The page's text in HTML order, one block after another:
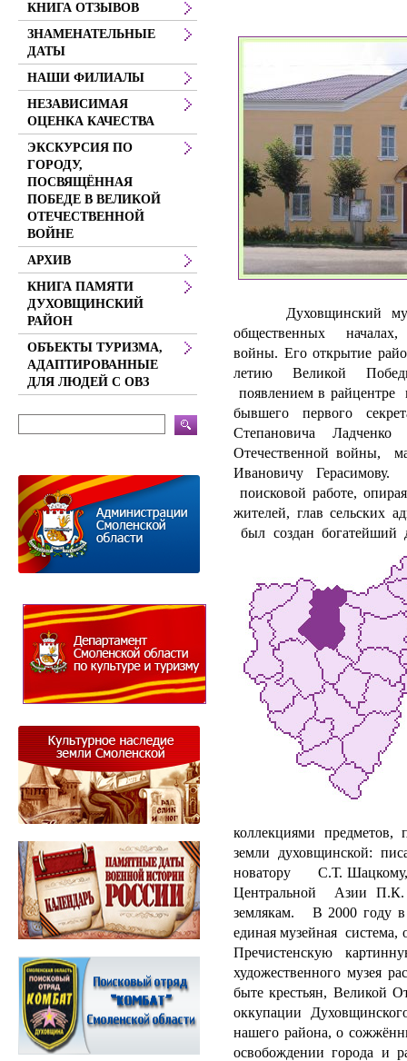
Духовщинский
общественных началах,
войны. Его открытие
летию Великой
появлением в
бывшего первого
Степановича
Отечественной войны,
Ивановичу Герасимову.
поисковой работе,
жителей, глав сельских
был создан богатейший
коллекциями
земли духовщинской:
новатору С.Т. Шацкому,
Центральной Азии
землякам. В 2000 году в
единая музейная
Пречистенскую
художественного музея
быте крестьян, Великой
оккупации
нашего района, о
освобождении города и
КНИГА ОТЗЫВОВ
ЗНАМЕНАТЕЛЬНЫЕ
ДАТЫ
НАШИ ФИЛИАЛЫ
НЕЗАВИСИМАЯ
ОЦЕНКА КАЧЕСТВА
ЭКСКУРСИЯ ПО
ГОРОДУ,
ПОСВЯЩЁННАЯ
ПОБЕДЕ В ВЕЛИКОЙ
ОТЕЧЕСТВЕННОЙ
ВОЙНЕ
АРХИВ
КНИГА ПАМЯТИ
ДУХОВЩИНСКИЙ
РАЙОН
ОБЪЕКТЫ ТУРИЗМА,
АДАПТИРОВАННЫЕ
ДЛЯ ЛЮДЕЙ С ОВЗ